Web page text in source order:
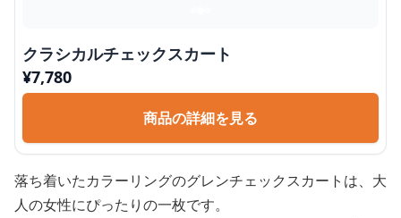
クラシカルチェックスカート
¥7,780
商品の詳細を見る
落ち着いたカラーリングのグレンチェックスカートは、大
人の女性にぴったりの一枚です。